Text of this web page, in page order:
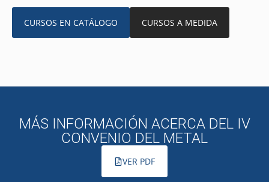
CURSOS EN CATÁLOGO CURSOS A MEDIDA
MÁS INFORMACIÓN ACERCA DEL IV
CONVENIO DEL METAL
VER PDF